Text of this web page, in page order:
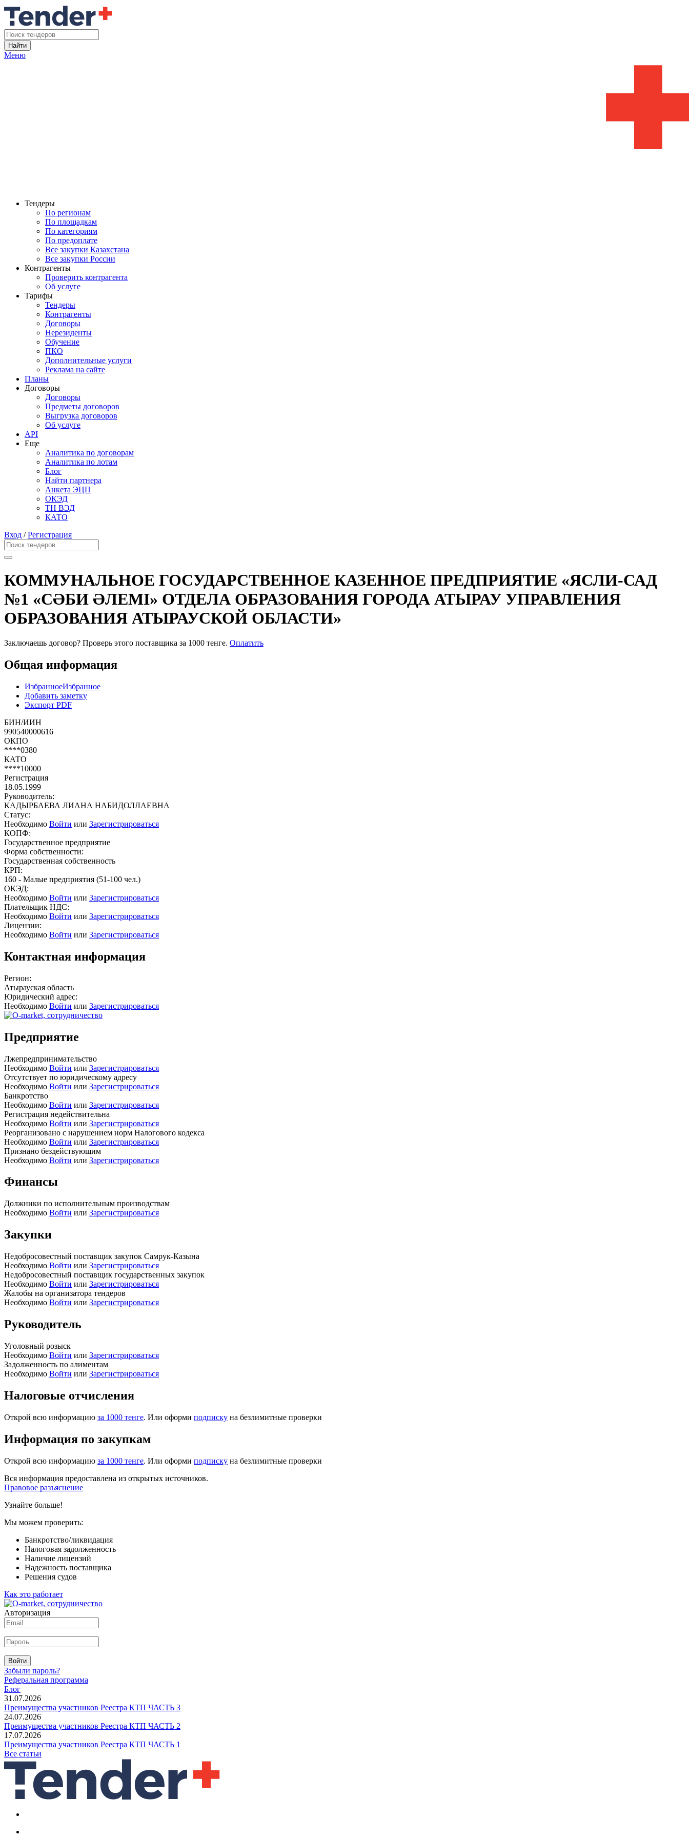
Найти
Меню
Тендеры
По регионам
По площадкам
По категориям
По предоплате
Все закупки Казахстана
Все закупки России
Контрагенты
Проверить контрагента
Об услуге
Тарифы
Тендеры
Контрагенты
Договоры
Нерезиденты
Обучение
ПКО
Дополнительные услуги
Реклама на сайте
Планы
Договоры
Договоры
Предметы договоров
Выгрузка договоров
Об услуге
API
Еще
Аналитика по договорам
Аналитика по лотам
Блог
Найти партнера
Анкета ЭЦП
ОКЭД
ТН ВЭД
КАТО
Вход /Регистрация
КОММУНАЛЬНОЕ ГОСУДАРСТВЕННОЕ КАЗЕННОЕ ПРЕДПРИЯТИЕ «ЯСЛИ-САД
№1 «СӘБИ ӘЛЕМІ» ОТДЕЛА ОБРАЗОВАНИЯ ГОРОДА АТЫРАУ УПРАВЛЕНИЯ
ОБРАЗОВАНИЯ АТЫРАУСКОЙ ОБЛАСТИ»
Заключаешь договор? Проверь этого поставщика за 1000 тенге. Оплатить
Общая информация
ИзбранноеИзбранное
Добавить заметку
Экспорт PDF
БИН/ИИН
990540000616
ОКПО
****0380
КАТО
****10000
Регистрация
18.05.1999
Руководитель:
КАДЫРБАЕВА ЛИАНА НАБИДОЛЛАЕВНА
Статус:
Необходимо Войти или Зарегистрироваться
КОПФ:
Государственное предприятие
Форма собственности:
Государственная собственность
КРП:
160 - Малые предприятия (51-100 чел.)
ОКЭД:
Необходимо Войти или Зарегистрироваться
Плательщик НДС:
Необходимо Войти или Зарегистрироваться
Лицензии:
Необходимо Войти или Зарегистрироваться
Контактная информация
Регион:
Атырауская область
Юридический адрес:
Необходимо Войти или Зарегистрироваться
Предприятие
Лжепредпринимательство
Необходимо Войти или Зарегистрироваться
Отсутствует по юридическому адресу
Необходимо Войти или Зарегистрироваться
Банкротство
Необходимо Войти или Зарегистрироваться
Регистрация недействительна
Необходимо Войти или Зарегистрироваться
Реорганизовано с нарушением норм Налогового кодекса
Необходимо Войти или Зарегистрироваться
Признано бездействующим
Необходимо Войти или Зарегистрироваться
Финансы
Должники по исполнительным производствам
Необходимо Войти или Зарегистрироваться
Закупки
Недобросовестный поставщик закупок Самрук-Казына
Необходимо Войти или Зарегистрироваться
Недобросовестный поставщик государственных закупок
Необходимо Войти или Зарегистрироваться
Жалобы на организатора тендеров
Необходимо Войти или Зарегистрироваться
Руководитель
Уголовный розыск
Необходимо Войти или Зарегистрироваться
Задолженность по алиментам
Необходимо Войти или Зарегистрироваться
Налоговые отчисления
Открой всю информацию за 1000 тенге. Или оформи подписку на безлимитные проверки
Информация по закупкам
Открой всю информацию за 1000 тенге. Или оформи подписку на безлимитные проверки
Вся информация предоставлена из открытых источников.
Правовое разъяснение
Узнайте больше!
Мы можем проверить:
Банкротство/ликвидация
Налоговая задолженность
Наличие лицензий
Надежность поставщика
Решения судов
Как это работает
Авторизация
Войти
Забыли пароль?
Реферальная программа
Блог
31.07.2026
Преимущества участников Реестра КТП ЧАСТЬ 3
24.07.2026
Преимущества участников Реестра КТП ЧАСТЬ 2
17.07.2026
Преимущества участников Реестра КТП ЧАСТЬ 1
Все статьи